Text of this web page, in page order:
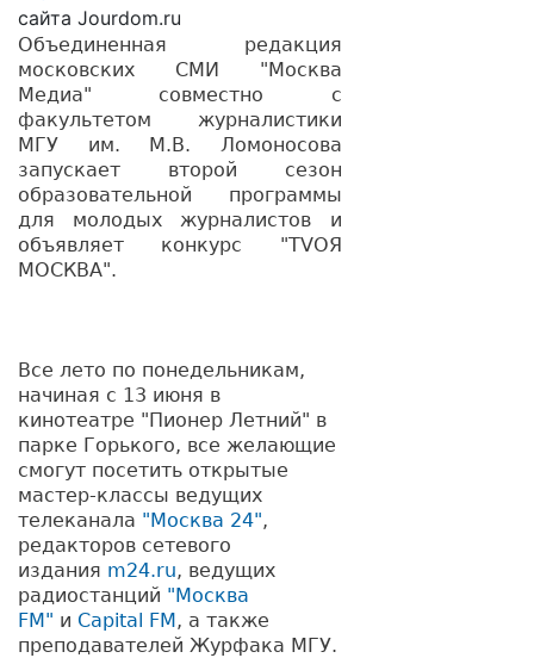
сайта Jourdom.ru
Объединенная редакция
московских СМИ "Москва
Медиа" совместно с
факультетом журналистики
МГУ им. М.В. Ломоносова
запускает второй сезон
образовательной программы
для молодых журналистов и
объявляет конкурс "TVОЯ
МОСКВА".
Все лето по понедельникам,
начиная с 13 июня в
кинотеатре "Пионер Летний" в
парке Горького, все желающие
смогут посетить открытые
мастер-классы ведущих
телеканала "Москва 24",
редакторов сетевого
издания m24.ru, ведущих
радиостанций "Москва
FM" и Capital FM, а также
преподавателей Журфака МГУ.